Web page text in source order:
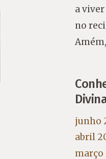
a
no
junho
abril
março